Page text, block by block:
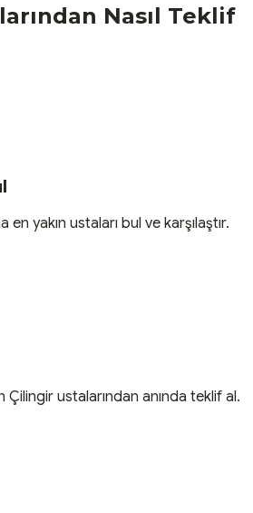
Nasıl Teklif
yakın ustaları bul ve karşılaştır.
ustalarından anında teklif al.